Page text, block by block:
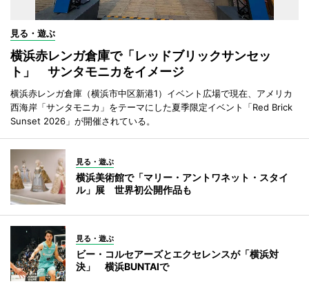
見る・遊ぶ
横浜赤レンガ倉庫で「レッドブリックサンセッ
ト」 サンタモニカをイメージ
横浜赤レンガ倉庫（横浜市中区新港1）イベント広場で現在、アメリカ
西海岸「サンタモニカ」をテーマにした夏季限定イベント「Red Brick
Sunset 2026」が開催されている。
見る・遊ぶ
横浜美術館で「マリー・アントワネット・スタイ
ル」展 世界初公開作品も
見る・遊ぶ
ビー・コルセアーズとエクセレンスが「横浜対
決」 横浜BUNTAIで